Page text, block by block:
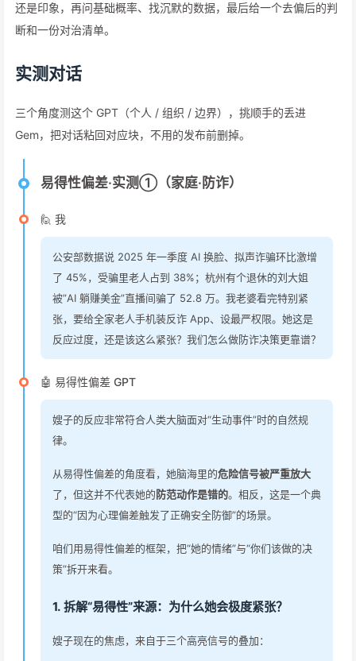
还是印象，再问基础概率、找沉默的数据，最后给一个去偏后的判
断和一份对治清单。
实测对话
三个角度测这个 GPT（个人 / 组织 / 边界），挑顺手的丢进
Gem，把对话粘回对应块，不用的发布前删掉。
易得性偏差·实测①（家庭·防诈）
🙋 我
公安部数据说 2025 年一季度 AI 换脸、拟声诈骗环比激增
了 45%，受骗里老人占到 38%；杭州有个退休的刘大姐
被”AI 躺赚美金”直播间骗了 52.8 万。我老婆看完特别紧
张，要给全家老人手机装反诈 App、设最严权限。她这是
反应过度，还是该这么紧张？我们怎么做防诈决策更靠谱？
🤖 易得性偏差 GPT
嫂子的反应非常符合人类大脑面对“生动事件”时的自然规
律。
从易得性偏差的角度看，她脑海里的危险信号被严重放大
了，但这并不代表她的防范动作是错的。相反，这是一个典
型的“因为心理偏差触发了正确安全防御”的场景。
咱们用易得性偏差的框架，把“她的情绪”与“你们该做的决
策”拆开来看。
1. 拆解“易得性”来源：为什么她会极度紧张？
嫂子现在的焦虑，来自于三个高亮信号的叠加：